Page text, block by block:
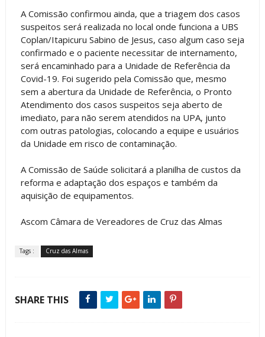
A Comissão confirmou ainda, que a triagem dos casos
suspeitos será realizada no local onde funciona a UBS
Coplan/Itapicuru Sabino de Jesus, caso algum caso seja
confirmado e o paciente necessitar de internamento,
será encaminhado para a Unidade de Referência da
Covid-19. Foi sugerido pela Comissão que, mesmo
sem a abertura da Unidade de Referência, o Pronto
Atendimento dos casos suspeitos seja aberto de
imediato, para não serem atendidos na UPA, junto
com outras patologias, colocando a equipe e usuários
da Unidade em risco de contaminação.
A Comissão de Saúde solicitará a planilha de custos da
reforma e adaptação dos espaços e também da
aquisição de equipamentos.
Ascom Câmara de Vereadores de Cruz das Almas
Tags : Cruz das Almas
SHARE THIS